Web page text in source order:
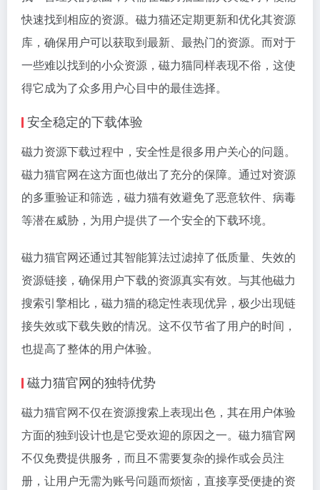
快速找到相应的资源。磁力猫还定期更新和优化其资源
库，确保用户可以获取到最新、最热门的资源。而对于
一些难以找到的小众资源，磁力猫同样表现不俗，这使
得它成为了众多用户心目中的最佳选择。
安全稳定的下载体验
磁力资源下载过程中，安全性是很多用户关心的问题。
磁力猫官网在这方面也做出了充分的保障。通过对资源
的多重验证和筛选，磁力猫有效避免了恶意软件、病毒
等潜在威胁，为用户提供了一个安全的下载环境。
磁力猫官网还通过其智能算法过滤掉了低质量、失效的
资源链接，确保用户下载的资源真实有效。与其他磁力
搜索引擎相比，磁力猫的稳定性表现优异，极少出现链
接失效或下载失败的情况。这不仅节省了用户的时间，
也提高了整体的用户体验。
磁力猫官网的独特优势
磁力猫官网不仅在资源搜索上表现出色，其在用户体验
方面的独到设计也是它受欢迎的原因之一。磁力猫官网
不仅免费提供服务，而且不需要复杂的操作或会员注
册，让用户无需为账号问题而烦恼，直接享受便捷的资